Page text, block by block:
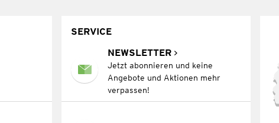
SERVICE
NEWSLETTER
Jetzt abonnieren und keine
Angebote und Aktionen mehr
verpassen!